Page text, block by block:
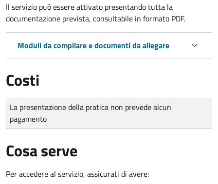
Il servizio può essere attivato presentando tutta la
documentazione prevista, consultabile in formato PDF.
Moduli da compilare e documenti da allegare
Costi
Tipo di pagamento
Importo
La presentazione della pratica non prevede alcun
pagamento
Cosa serve
Per accedere al servizio, assicurati di avere: